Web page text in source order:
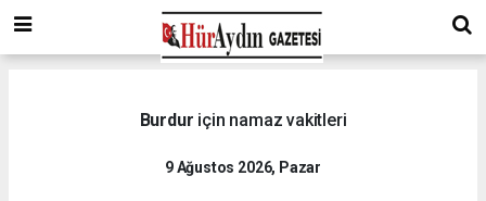
Burdur için namaz vakitleri
9 Ağustos 2026, Pazar